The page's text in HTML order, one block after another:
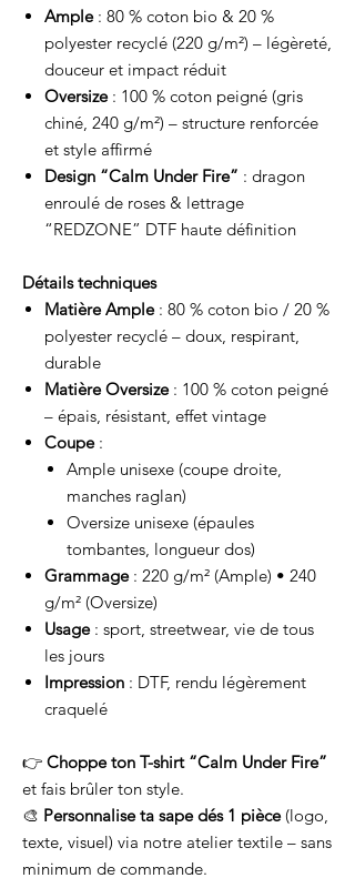
Ample: 80 % coton bio & 20 %
polyester recyclé (220 g/m²) – légèreté,
douceur et impact réduit
Oversize: 100 % coton peigné (gris
chiné, 240 g/m²) – structure renforcée
et style affirmé
Design “Calm Under Fire” : dragon
enroulé de roses & lettrage
“REDZONE” DTF haute définition
Détails techniques
Matière Ample: 80 % coton bio / 20 %
polyester recyclé – doux, respirant,
durable
Matière Oversize: 100 % coton peigné
– épais, résistant, effet vintage
Coupe:
Ample unisexe (coupe droite,
manches raglan)
Oversize unisexe (épaules
tombantes, longueur dos)
Grammage: 220 g/m² (Ample) • 240
g/m² (Oversize)
Usage: sport, streetwear, vie de tous
les jours
Impression : DTF, rendu légèrement
craquelé
👉 Choppe ton T-shirt “Calm Under Fire”
et fais brûler ton style.
🎨 Personnalise ta sape dés 1 pièce(logo,
texte, visuel) via notre atelier textile – sans
minimum de commande.